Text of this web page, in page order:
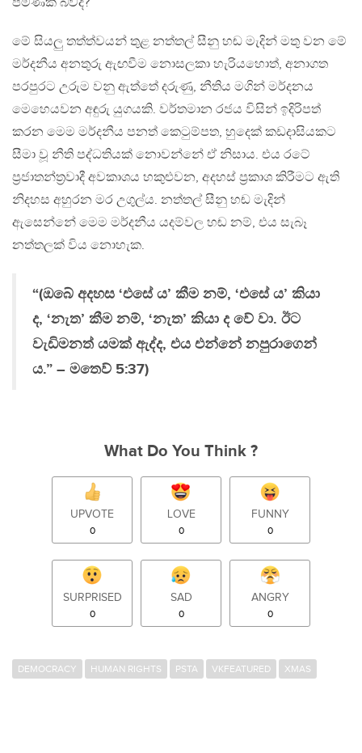
මේ සියලු තත්ත්වයන් තුළ නත්තල් සීනු හඬ මැදින් මතු වන මේ
මර්දනීය අනතුරු ඇඟවීම නොසලකා හැරියහොත්, අනාගත
පරපුරට උරුම වනු ඇත්තේ දරුණු, නීතිය මගින් මර්දනය
මෙහෙයවන අඳුරු යුගයකි. වර්තමාන රජය විසින් ඉදිරිපත්
කරන මෙම මර්දනීය පනත් කෙටුම්පත, හුදෙක් කඩදාසියකට
සීමා වූ නීති පද්ධතියක් නොවන්නේ ඒ නිසාය. එය රටේ
ප්‍රජාතන්ත්‍රවාදී අවකාශය හකුළුවන, අදහස් ප්‍රකාශ කිරීමට ඇති
නිදහස අහුරන මර උගුල්ය. නත්තල් සීනු හඬ මැදින්
ඇසෙන්නේ මෙම මර්දනීය යදම්වල හඬ නම්, එය සැබෑ
නත්තලක් විය නොහැක.
“(ඔබේ අදහස ‘එසේ ය’ කීම නම්, ‘එසේ ය’ කියා
ද, ‘නැත’ කීම නම්, ‘නැත’ කියා ද වේ වා. ඊට
වැඩිමනත් යමක් ඇද්ද, එය එන්නේ නපුරාගෙන්
ය.” – මතෙව් 5:37)
What Do You Think ?
UPVOTE
0
LOVE
0
FUNNY
0
SURPRISED
0
SAD
0
ANGRY
0
DEMOCRACY HUMAN RIGHTS PSTA VKFEATURED XMAS